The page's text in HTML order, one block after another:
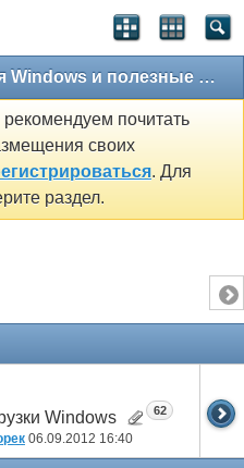
Настройки, оптимизация Windows и полезные утилиты
почитать
своих
. Для
раздел.
Windows
06.09.2012 16:40
62